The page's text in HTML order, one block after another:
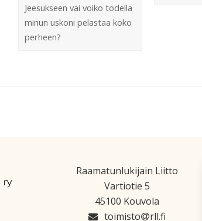
Jeesukseen vai voiko todella
minun uskoni pelastaa koko
perheen?
Raamatunlukijain Liitto
Vartiotie 5
45100 Kouvola
toimisto
rll.fi